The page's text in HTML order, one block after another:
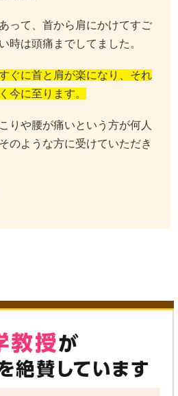
って、首から肩にかけてすご
時は頭痛までしてました。
ぐに首と肩が楽になり、それ
今に至ります。
りや腰が痛いという方が何人
のような方に受けていただき